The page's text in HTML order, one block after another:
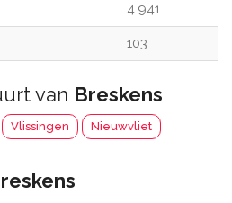
4.941
103
van Breskens
Vlissingen Nieuwvliet